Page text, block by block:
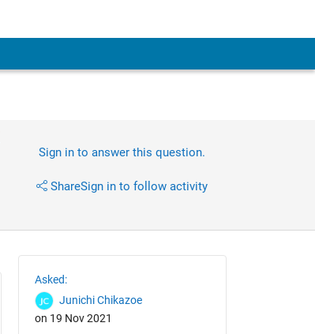
Sign in to answer this question.
ShareSign in to follow activity
Asked:
Junichi Chikazoe
on 19 Nov 2021